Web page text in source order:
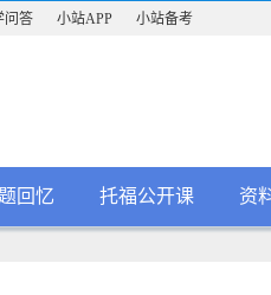
问答 小站APP 小站备考
回忆 托福公开课 资